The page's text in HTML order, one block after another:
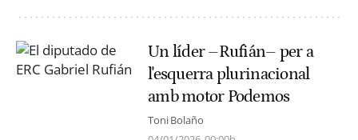
Un líder –Rufián– per a
l'esquerra plurinacional
amb motor Podemos
Toni Bolaño